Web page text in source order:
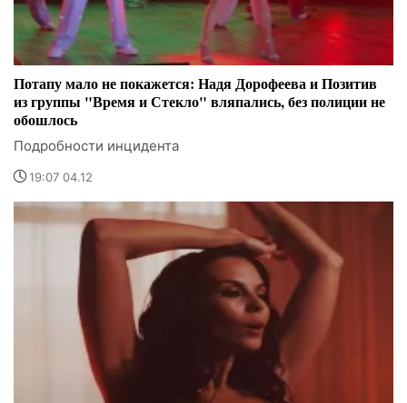
Потапу мало не покажется: Надя Дорофеева и Позитив
из группы "Время и Стекло" вляпались, без полиции не
обошлось
Подробности инцидента
19:07 04.12